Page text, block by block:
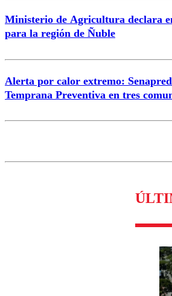
Ministerio de Agricultura declara
para la región de Ñuble
Alerta por calor extremo:
Temprana Preventiva en tres